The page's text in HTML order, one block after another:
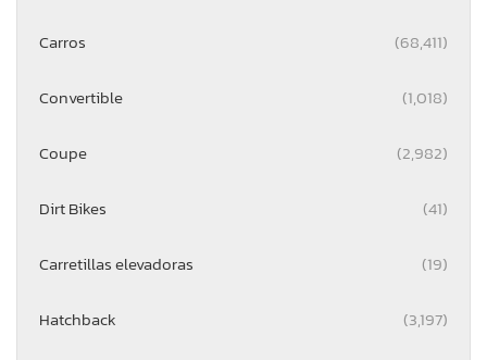
Carros (68,411)
Convertible (1,018)
Coupe (2,982)
Dirt Bikes (41)
Carretillas elevadoras (19)
Hatchback (3,197)